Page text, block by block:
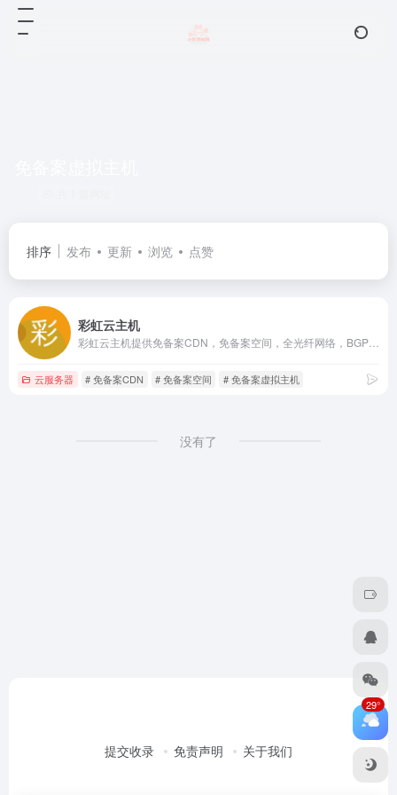
排序 发布 更新 浏览 点赞
彩虹云主机
云服务器 # 免备案CDN # 免备案空间 # 免备案虚拟主机
没有了
提交收录 免责声明 关于我们
29°